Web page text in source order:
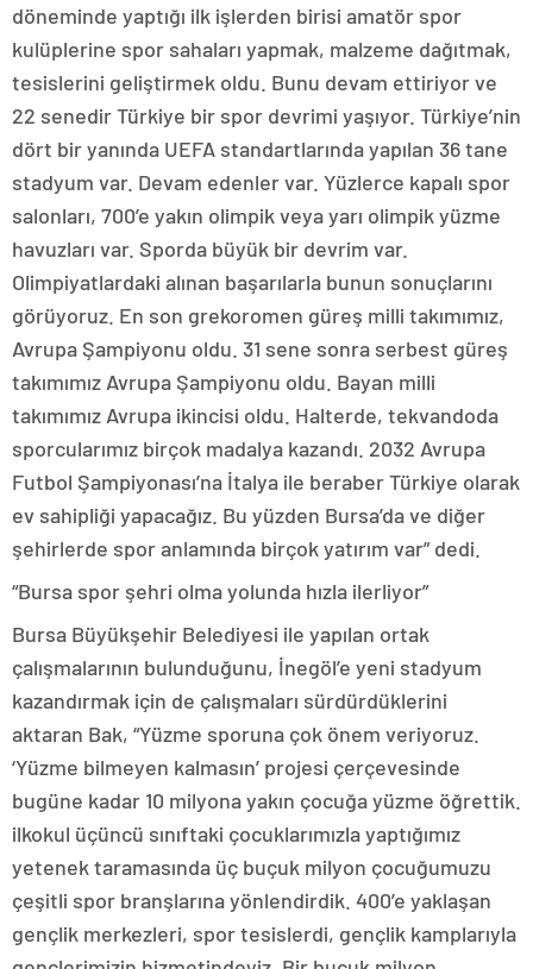
döneminde yaptığı ilk işlerden birisi amatör spor
kulüplerine spor sahaları yapmak, malzeme dağıtmak,
tesislerini geliştirmek oldu. Bunu devam ettiriyor ve
22 senedir Türkiye bir spor devrimi yaşıyor. Türkiye’nin
dört bir yanında UEFA standartlarında yapılan 36 tane
stadyum var. Devam edenler var. Yüzlerce kapalı spor
salonları, 700’e yakın olimpik veya yarı olimpik yüzme
havuzları var. Sporda büyük bir devrim var.
Olimpiyatlardaki alınan başarılarla bunun sonuçlarını
görüyoruz. En son grekoromen güreş milli takımımız,
Avrupa Şampiyonu oldu. 31 sene sonra serbest güreş
takımımız Avrupa Şampiyonu oldu. Bayan milli
takımımız Avrupa ikincisi oldu. Halterde, tekvandoda
sporcularımız birçok madalya kazandı. 2032 Avrupa
Futbol Şampiyonası’na İtalya ile beraber Türkiye olarak
ev sahipliği yapacağız. Bu yüzden Bursa’da ve diğer
şehirlerde spor anlamında birçok yatırım var” dedi.
“Bursa spor şehri olma yolunda hızla ilerliyor”
Bursa Büyükşehir Belediyesi ile yapılan ortak
çalışmalarının bulunduğunu, İnegöl’e yeni stadyum
kazandırmak için de çalışmaları sürdürdüklerini
aktaran Bak, “Yüzme sporuna çok önem veriyoruz.
‘Yüzme bilmeyen kalmasın’ projesi çerçevesinde
bugüne kadar 10 milyona yakın çocuğa yüzme öğrettik.
ilkokul üçüncü sınıftaki çocuklarımızla yaptığımız
yetenek taramasında üç buçuk milyon çocuğumuzu
çeşitli spor branşlarına yönlendirdik. 400’e yaklaşan
gençlik merkezleri, spor tesislerdi, gençlik kamplarıyla